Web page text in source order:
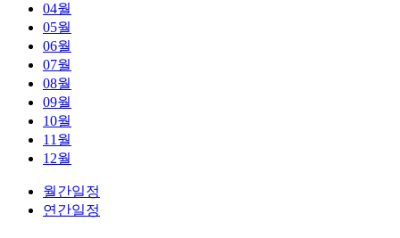
04월
05월
06월
07월
08월
09월
10월
11월
12월
월간일정
연간일정